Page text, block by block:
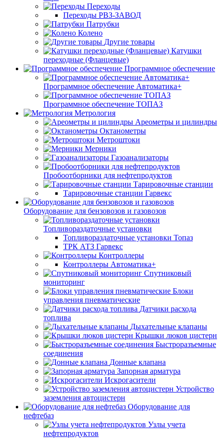
Переходы
Переходы РВЗ-ЗАВОД
Патрубки
Колено
Другие товары
Катушки
переходные (Фланцевые)
Программное обеспечение
Программное обеспечение Автоматика+
Программное обеспечение ТОПАЗ
Метрология
Ареометры и цилиндры
Октанометры
Метроштоки
Мерники
Газоанализаторы
Пробоотборники для нефтепродуктов
Тарировочные станции
Тарировочные станции Гарвекс
Оборудование для бензовозов и газовозов
Топливораздаточные установки
Топливораздаточные установки Топаз
ТРК АТЗ Гарвекс
Контроллеры
Контроллеры Автоматика+
Спутниковый
мониторинг
Блоки
управления пневматические
Датчики расхода
топлива
Дыхательные клапаны
Крышки люков цистерн
Быстроразъемные
соединения
Донные клапана
Запорная арматура
Искрогасители
Устройство
заземления автоцистерн
Оборудование для
нефтебаз
Узлы учета
нефтепродуктов